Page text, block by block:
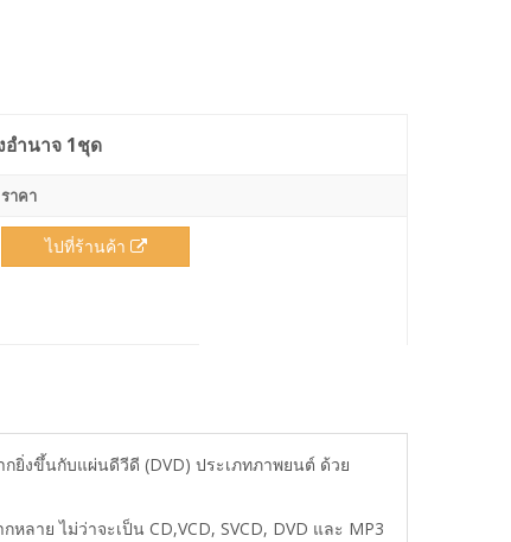
อำนาจ 1ชุด
ราคา
ไปที่ร้านค้า
ยิ่งขึ้นกับแผ่นดีวีดี (DVD) ประเภทภาพยนต์ ด้วย
หลาย ไม่ว่าจะเป็น CD,VCD, SVCD, DVD และ MP3